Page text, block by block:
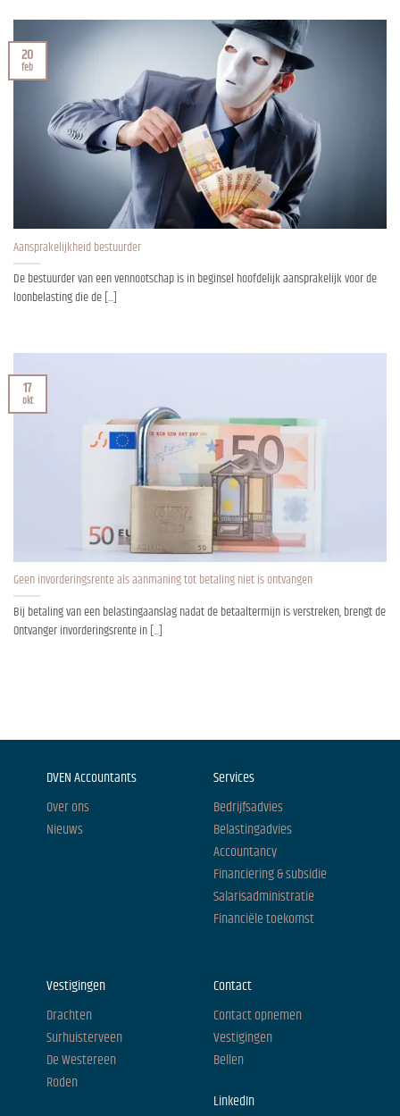
Aansprakelijkheid bestuurder
De bestuurder van een vennootschap is in beginsel hoofdelijk aansprakelijk voor de
loonbelasting die de [...]
20
feb
Geen invorderingsrente als aanmaning tot betaling niet is ontvangen
Bij betaling van een belastingaanslag nadat de betaaltermijn is verstreken, brengt de
Ontvanger invorderingsrente in [...]
17
okt
DVEN Accountants
Over ons
Nieuws
Services
Bedrijfsadvies
Belastingadvies
Accountancy
Financiering & subsidie
Salarisadministratie
Financiële toekomst
Vestigingen
Drachten
Surhuisterveen
De Westereen
Roden
Contact
Contact opnemen
Vestigingen
Bellen
LinkedIn